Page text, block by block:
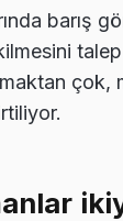
barış